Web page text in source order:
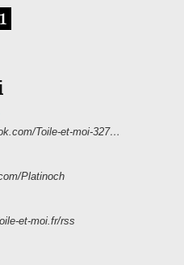
http://facebook.com/Toile-et-moi-327459350627274/
Platinoch
et-moi.fr/rss